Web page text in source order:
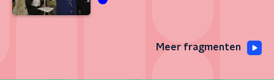
Meer fragmenten